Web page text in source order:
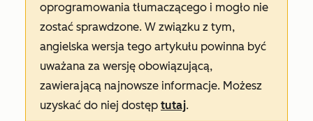
oprogramowania tłumaczącego i mogło nie
zostać sprawdzone. W związku z tym,
angielska wersja tego artykułu powinna być
uważana za wersję obowiązującą,
zawierającą najnowsze informacje. Możesz
uzyskać do niej dostęp tutaj.